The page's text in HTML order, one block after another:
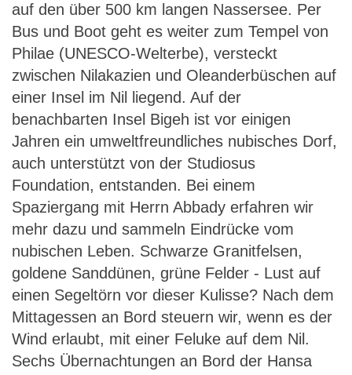
auf den über 500 km langen Nassersee. Per
Bus und Boot geht es weiter zum Tempel von
Philae (UNESCO-Welterbe), versteckt
zwischen Nilakazien und Oleanderbüschen auf
einer Insel im Nil liegend. Auf der
benachbarten Insel Bigeh ist vor einigen
Jahren ein umweltfreundliches nubisches Dorf,
auch unterstützt von der Studiosus
Foundation, entstanden. Bei einem
Spaziergang mit Herrn Abbady erfahren wir
mehr dazu und sammeln Eindrücke vom
nubischen Leben. Schwarze Granitfelsen,
goldene Sanddünen, grüne Felder - Lust auf
einen Segeltörn vor dieser Kulisse? Nach dem
Mittagessen an Bord steuern wir, wenn es der
Wind erlaubt, mit einer Feluke auf dem Nil.
Sechs Übernachtungen an Bord der Hansa